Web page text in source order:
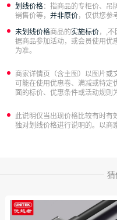
划线价格：指商品的专柜价、吊
销售价等， 并非原价，仅供您参
未划线价格商品的实施标价，,
据商品参加活动，或会员使用优
为准。
商家详情页（含主图）以图片
可能在使用优惠卷、满减或特定
面的标价、优惠条件或活动规则
此说明仅当出现价格比较有时
独对划线价格进行说明的。以商